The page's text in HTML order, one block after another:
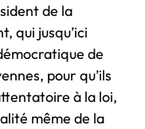
de la
qui jusqu’ici
de
pour qu’ils
à la loi,
même de la